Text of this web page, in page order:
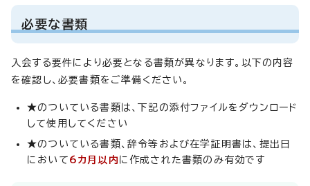
必要な書類
入会する要件により必要となる書類が異なります。以下の内容
を確認し、必要書類をご準備ください。
★のついている書類は、下記の添付ファイルをダウンロード
して使用してください
★のついている書類、辞令等および在学証明書は、提出日
において 6カ月以内 に作成された書類のみ有効です